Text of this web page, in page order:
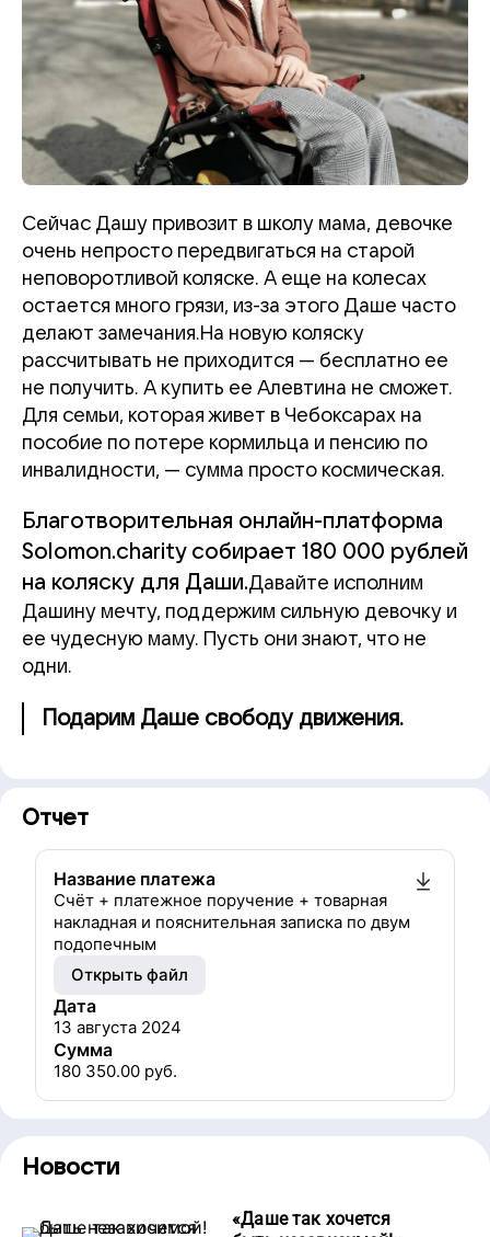
Сейчас Дашу привозит в школу мама, девочке
очень непросто передвигаться на старой
неповоротливой коляске. А еще на колесах
остается много грязи, из-за этого Даше часто
делают замечания.На новую коляску
рассчитывать не приходится — бесплатно ее
не получить. А купить ее Алевтина не сможет.
Для семьи, которая живет в Чебоксарах на
пособие по потере кормильца и пенсию по
инвалидности, — сумма просто космическая.
Благотворительная онлайн-платформа
Solomon.charity собирает 180 000 рублей
на коляску для Даши.Давайте исполним
Дашину мечту, поддержим сильную девочку и
ее чудесную маму. Пусть они знают, что не
одни.
Подарим Даше свободу движения.
Отчет
Название платежа
Счёт + платежное поручение + товарная
накладная и пояснительная записка по двум
подопечным
Открыть файл
Дата
13 августа 2024
Сумма
180 350.00 руб.
Новости
«Даше так хочется